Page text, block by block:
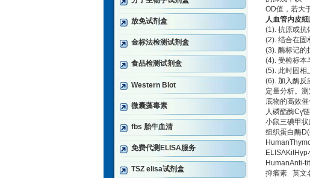
放免试剂盒
金标法检测试剂盒
食品检测试剂盒
Western Blot
微囊藻毒素
fbs 胎牛血清
免费代测ELISA服务
TSZ elisa试剂盒
OD值，若大
人血管内皮
(1). 抗原或抗
(2). 结合在固
(3). 酶标记的
(4). 受检标本
(5). 此时固相
(6). 加入酶反
定量分析。
底物的高效
人磷酯酶Cγ链
小鼠三碘甲
组织蛋白酶
ELISAKitHyp
HumanAnti-
抑瘤素
英文